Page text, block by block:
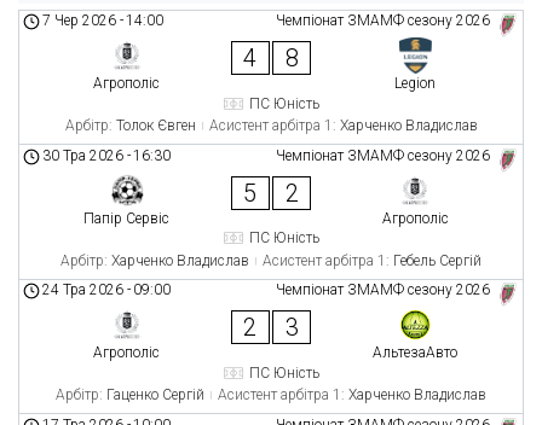
Чемпіонат ЗМАМФ сезону 2026
7 Чер 2026 -14:00
Агрополіс
4 8
Legion
ПС Юність
Арбітр: Толок Євген Асистент арбітра 1: Харченко Владислав
Чемпіонат ЗМАМФ сезону 2026
30 Тра 2026 -16:30
Папір Сервіс
5 2
Агрополіс
ПС Юність
Арбітр: Харченко Владислав Асистент арбітра 1: Гебель Сергій
Чемпіонат ЗМАМФ сезону 2026
24 Тра 2026 - 09:00
Агрополіс
2 3
АльтезаАвто
ПС Юність
Арбітр: Гаценко Сергій Асистент арбітра 1: Харченко Владислав